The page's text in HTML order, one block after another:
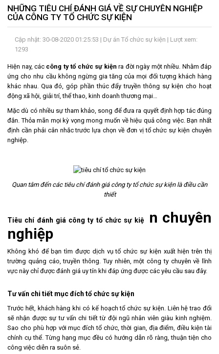
DỰ
ÁN
HỆ
NHỮNG TIÊU CHÍ ĐÁNH GIÁ VỀ SỰ CHUYÊN NGHIỆP
CỦA CÔNG TY TỔ CHỨC SỰ KIỆN
Cập nhật: 30-08-2020 01:25:53 | Dự án Tổ chức sự kiện | Lượt xem:
1293
Hiện nay, các công ty tổ chức sự kiện ra đời ngày một nhiều. Nhằm đáp
ứng cho nhu cầu không ngừng gia tăng của mọi đối tượng khách hàng
khác nhau. Qua đó, góp phần thúc đẩy truyền thông sự kiện cho hoạt
động xã hội, giải trí, thể thao, kinh doanh thương mại…
Mặc dù có nhiều sự tham khảo, song để đưa ra quyết định hợp tác đúng
đắn. Thỏa mãn mọi kỳ vọng mong muốn về hiệu quả công việc. Bạn nhất
định cần phải cân nhắc trước lựa chọn về đơn vị tổ chức sự kiện chuyên
nghiệp.
Quan tâm đến các tiêu chí đánh giá công ty tổ chức sự kiệnlà điều cần
thiết
Tiêu chí đánh giá công ty tổ chức sự kiệ
n chuyên
nghiệp
Không khó để bạn tìm được dịch vụ tổ chức sự kiện xuất hiện trên thị
trường quảng cáo, truyền thông. Tuy nhiên, một công ty chuyên về lĩnh
vực này chỉ được đánh giá uy tín khi đáp ứng được các yêu cầu sau đây.
Tư vấn chi tiết mục đích tổ chức sự kiện
Trước hết, khách hàng khi có kế hoạch tổ chức sự kiện. Liên hệ trao đổi
sẽ nhận được sự tư vấn chi tiết từ đội ngũ nhân viên giàu kinh nghiệm.
Sao cho phù hợp với mục đích tổ chức, thời gian, địa điểm, điều kiện tài
chính cụ thể. Từng hạng mục đều có hướng dẫn rõ ràng, thuận tiện cho
công việc diễn ra suôn sẻ.